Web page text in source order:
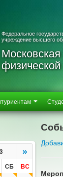
Федеральное
учреждение высшего
»
СБ
ВС